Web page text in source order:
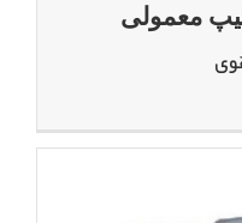
معمولی